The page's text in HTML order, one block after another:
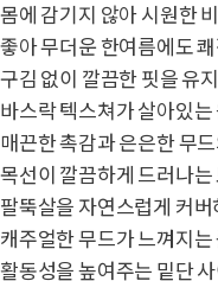
몸에 감기지 않아 시원한
좋아 무더운 한여름에도
구김 없이 깔끔한 핏을 유
바스락 텍스쳐가 살아있는
매끈한 촉감과 은은한 무
목선이 깔끔하게 드러나는
팔뚝살을 자연스럽게 커
캐주얼한 무드가 느껴지는
활동성을 높여주는 밑단